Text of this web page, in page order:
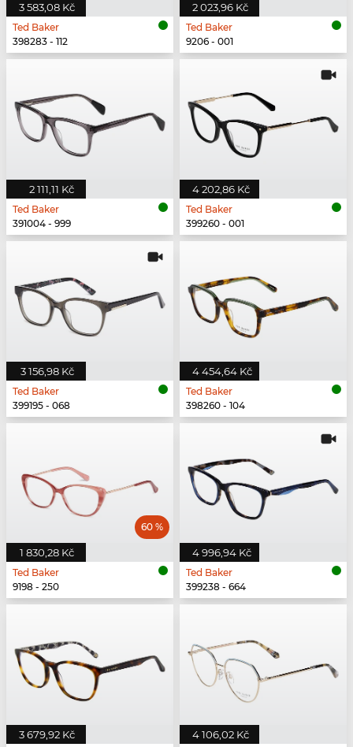
3 583,08 Kč
Ted Baker
398283 - 112
2 023,96 Kč
Ted Baker
9206 - 001
2 111,11 Kč
Ted Baker
391004 - 999
4 202,86 Kč
Ted Baker
399260 - 001
3 156,98 Kč
Ted Baker
399195 - 068
4 454,64 Kč
Ted Baker
398260 - 104
1 830,28 Kč
60 %
Ted Baker
9198 - 250
4 996,94 Kč
Ted Baker
399238 - 664
3 679,92 Kč 4 106,02 Kč